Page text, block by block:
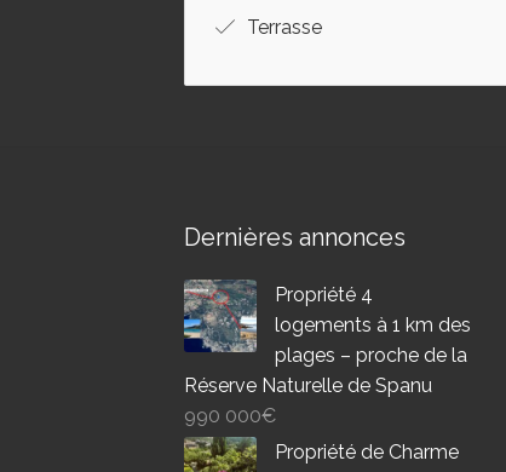
Terrasse
Dernières annonces
Propriété 4
logements à 1 km des
plages – proche de la
Réserve Naturelle de Spanu
990 000€
Propriété de Charme